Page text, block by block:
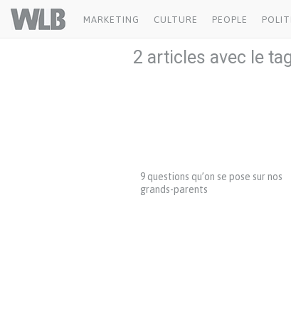
Welovebuzz
MARKETING CULTURE PEOPLE
2 articles avec le
9 questions qu’on se pose sur nos
grands-parents